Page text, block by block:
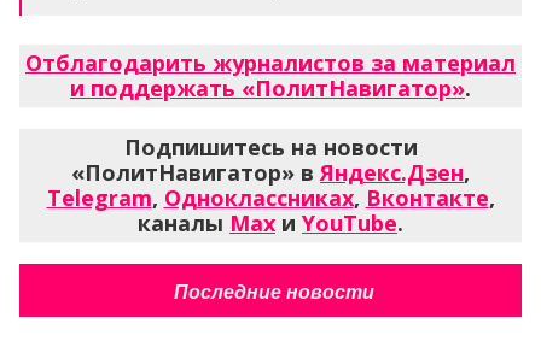
Отблагодарить журналистов за материал
и поддержать «ПолитНавигатор».
Подпишитесь на новости
«ПолитНавигатор» вЯндекс.Дзен,
Telegram, Одноклассниках, Вконтакте,
каналы Max и YouTube.
Последние новости